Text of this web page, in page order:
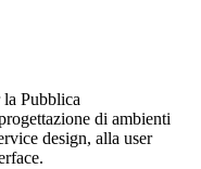
Pubblica
di ambienti
design, alla user